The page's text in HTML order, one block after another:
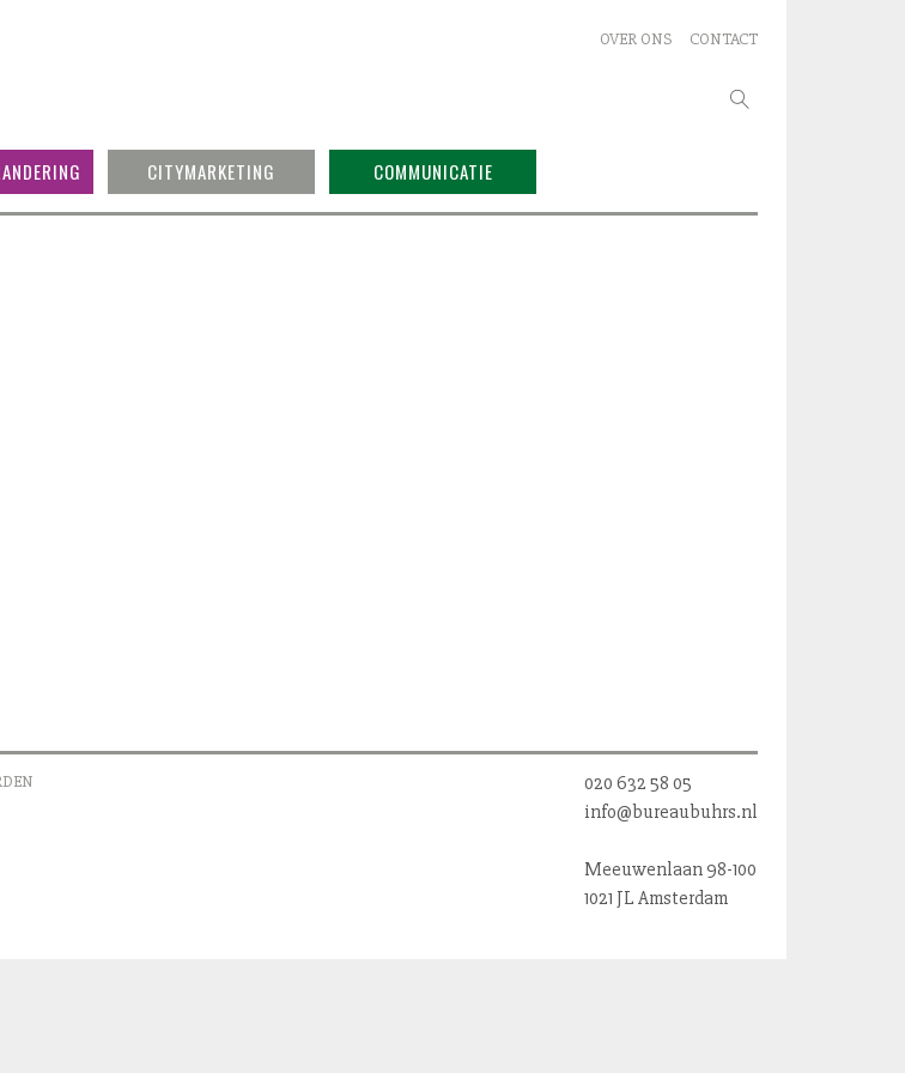
OVER ONS CONTACT
CITYMARKETING COMMUNICATIE
020 632 58 05
info@bureaubuhrs.nl
Meeuwenlaan 98-100
1021 JL Amsterdam